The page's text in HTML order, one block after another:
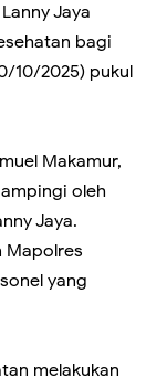
Jaya
bagi
10/2025) pukul
Makamur,
oleh
Jaya.
Mapolres
yang
melakukan